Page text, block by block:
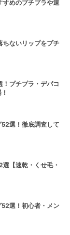
すめのプチプラや速
ちないリップをプチ
プチプラ・デパコ
選！徹底調査して
【速乾・くせ毛・
選！初心者・メン